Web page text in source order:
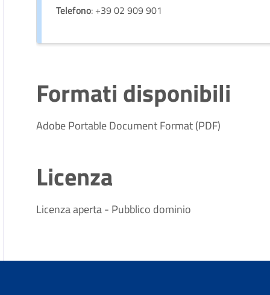
Telefono: +39 02 909 901
Formati disponibili
Adobe Portable Document Format (PDF)
Licenza
Licenza aperta - Pubblico dominio